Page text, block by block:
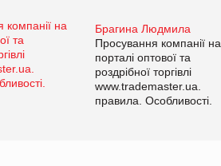
Брагина Людмила
Просування компанії на
порталі оптової та
роздрібної торгівлі
www.trademaster.ua.
правила. Особливості.